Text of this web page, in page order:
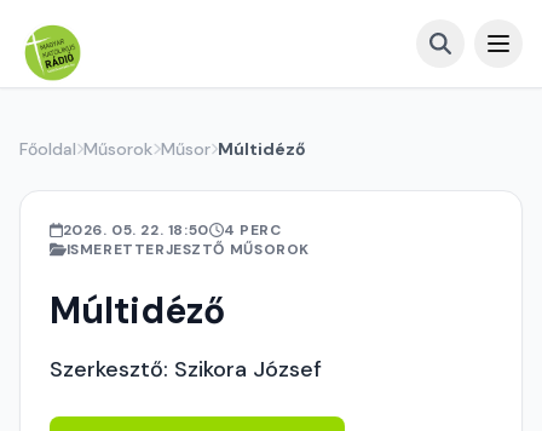
Főoldal Műsorok Műsor Múltidéző
2026. 05. 22. 18:50
4 PERC
ISMERETTERJESZTŐ MŰSOROK
Múltidéző
Szerkesztő: Szikora József